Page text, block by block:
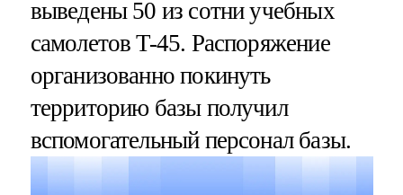
выведены 50 из сотни учебных
самолетов T-45. Распоряжение
организованно покинуть
территорию базы получил
вспомогательный персонал базы.